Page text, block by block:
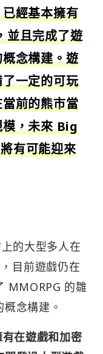
經基本擁有
並且完成了遊
念構建。遊
一定的可玩
前的熊市當
模，未來 Big
有可能迎來
的大型多人在
目前遊戲仍在
MMORPG 的雛
念構建。
在遊戲和加密